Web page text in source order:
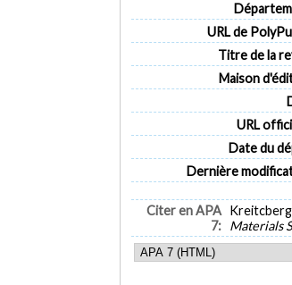
URL de
Titre de la
Maison
URL
Date du
Dernière
Citer en APA
7: Materials